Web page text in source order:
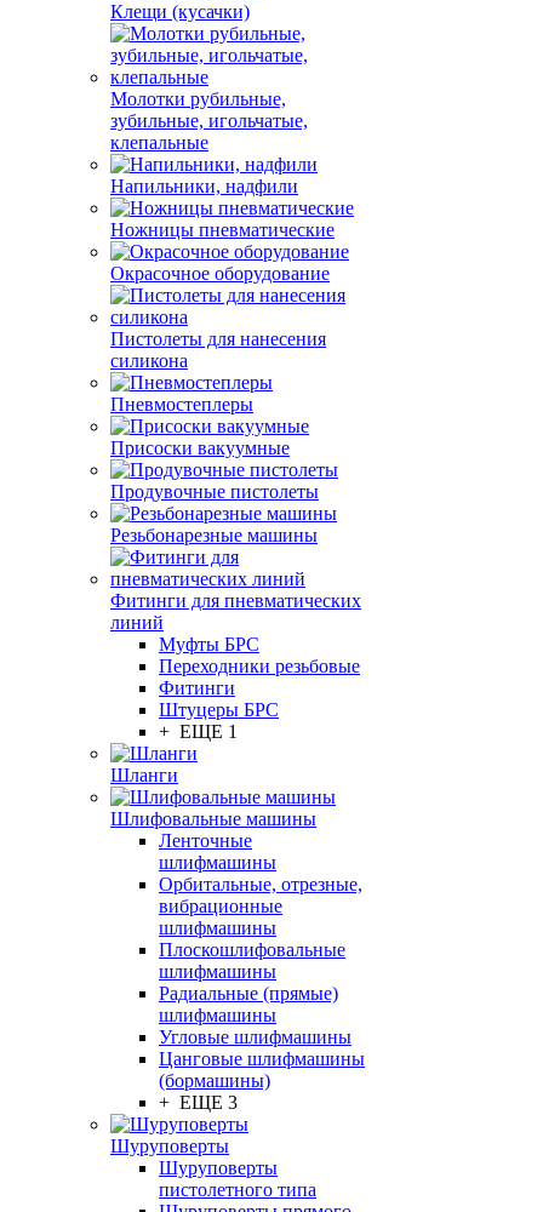
Клещи (кусачки)
Молотки рубильные,
зубильные, игольчатые,
клепальные
Напильники, надфили
Ножницы пневматические
Окрасочное оборудование
Пистолеты для нанесения
силикона
Пневмостеплеры
Присоски вакуумные
Продувочные пистолеты
Резьбонарезные машины
Фитинги для пневматических
линий
Муфты БРС
Переходники резьбовые
Фитинги
Штуцеры БРС
+ ЕЩЕ 1
Шланги
Шлифовальные машины
Ленточные
шлифмашины
Орбитальные, отрезные,
вибрационные
шлифмашины
Плоскошлифовальные
шлифмашины
Радиальные (прямые)
шлифмашины
Угловые шлифмашины
Цанговые шлифмашины
(бормашины)
+ ЕЩЕ 3
Шуруповерты
Шуруповерты
пистолетного типа